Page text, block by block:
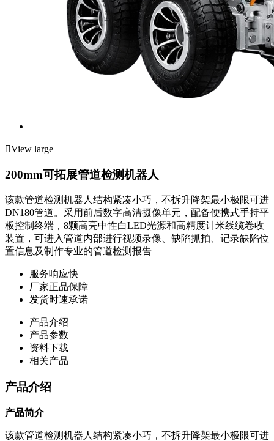
View large
200mm可拓展管道检测机器人
该款管道检测机器人结构紧凑小巧，不拆升降架最小极限可进
DN180管道。采用前后数字高清摄像单元，配备便携式手持平
板控制终端，8颗高亮中性白LED光源和高精度计米线缆卷收
装置，可进入管道内部进行视频录像、缺陷抓拍、记录缺陷位
置信息及制作专业的管道检测报告
服务响应快
厂家正品保障
发货时速承诺
产品介绍
产品参数
资料下载
相关产品
产品介绍
产品简介
该款管道检测机器人结构紧凑小巧，不拆升降架最小极限可进